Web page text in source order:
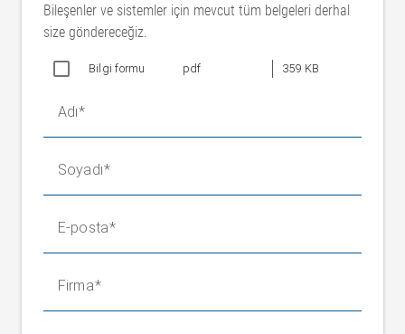
Ürün hattı
gerilme kuvveti
Maks. 1000 N
1600 ila 3600 mm (100 mm kademeli)
Ortam sıcaklığı
Bileşenler ve sistemler için mevcut tüm belgeleri derhal
size göndereceğiz.
Bilgi formu pdf 359 KB
Adı
Soyadı
E-posta
Firma